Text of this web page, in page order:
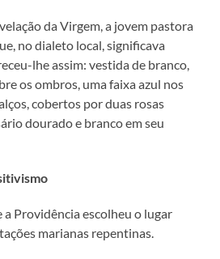
da Virgem, a jovem pastora
no dialeto local, significava
lhe assim: vestida de branco,
os ombros, uma faixa azul nos
cobertos por duas rosas
dourado e branco em seu
a Providência escolheu o lugar
marianas repentinas.